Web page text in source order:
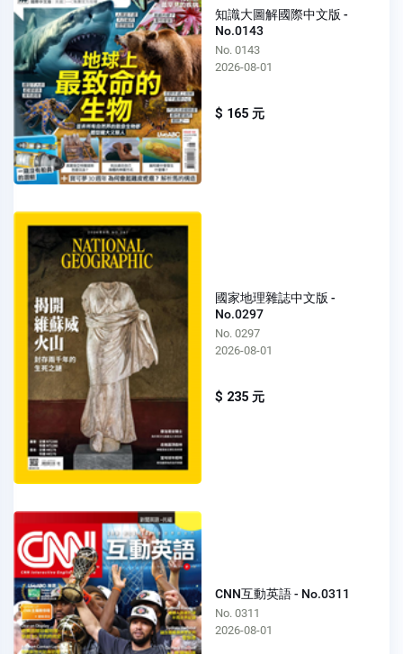
知識大圖解國際中文版 -
No.0143
No. 0143
2026-08-01
$ 165 元
國家地理雜誌中文版 -
No.0297
No. 0297
2026-08-01
$ 235 元
CNN互動英語 - No.0311
No. 0311
2026-08-01